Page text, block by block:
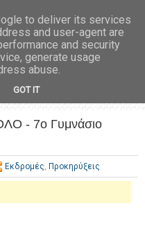
- 7ο Γυμνάσιο
Εκδρομές, Προκηρύξεις
to deliver its services
and user-agent are
and security
generate usage
abuse.
GOT IT